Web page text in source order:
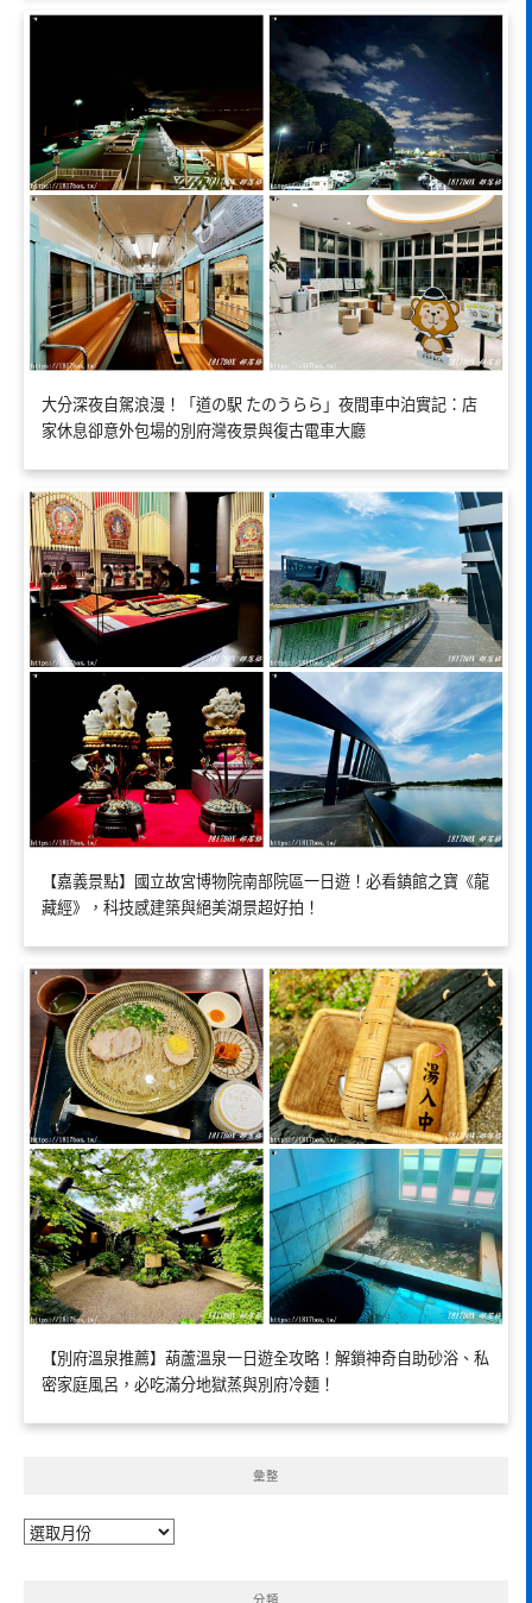
大分深夜自駕浪漫！「道の駅 たのうらら」夜間車中泊實記：店
家休息卻意外包場的別府灣夜景與復古電車大廳
【嘉義景點】國立故宮博物院南部院區一日遊！必看鎮館之寶《龍
藏經》，科技感建築與絕美湖景超好拍！
【別府溫泉推薦】葫蘆溫泉一日遊全攻略！解鎖神奇自助砂浴、私
密家庭風呂，必吃滿分地獄蒸與別府冷麵！
彙整
彙